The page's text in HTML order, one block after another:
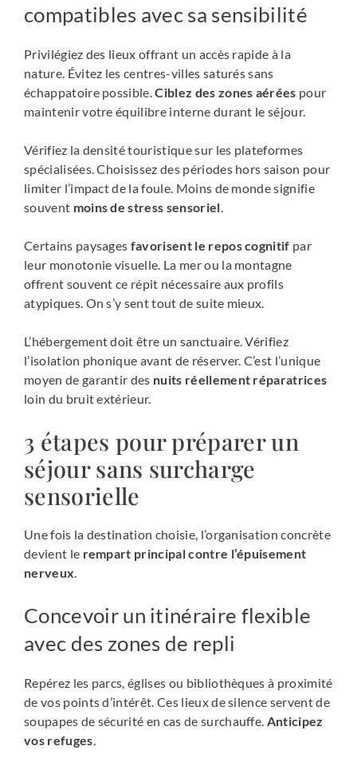
compatibles avec sa sensibilité
Privilégiez des lieux offrant un accès rapide à la
nature. Évitez les centres-villes saturés sans
échappatoire possible.Ciblez des zones aérées pour
maintenir votre équilibre interne durant le séjour.
Vérifiez la densité touristique sur les plateformes
spécialisées. Choisissez des périodes hors saison pour
limiter l’impact de la foule. Moins de monde signifie
souvent moins de stress sensoriel.
Certains paysages favorisent le repos cognitif par
leur monotonie visuelle. La mer ou la montagne
offrent souvent ce répit nécessaire aux profils
atypiques. On s’y sent tout de suite mieux.
L’hébergement doit être un sanctuaire. Vérifiez
l’isolation phonique avant de réserver. C’est l’unique
moyen de garantir des nuits réellement réparatrices
loin du bruit extérieur.
3 étapes pour préparer un
séjour sans surcharge
sensorielle
Une fois la destination choisie, l’organisation concrète
devient le rempart principal contre l’épuisement
nerveux.
Concevoir un itinéraire flexible
avec des zones de repli
Repérez les parcs, églises ou bibliothèques à proximité
de vos points d’intérêt. Ces lieux de silence servent de
soupapes de sécurité en cas de surchauffe. Anticipez
vos refuges.